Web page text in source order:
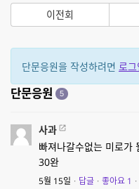
이전회
단문응원을 작성하려면 로그
단문응원 5
사과
빠져나갈수없는 미로가
30완
5월 15일 · 답글 · 좋아요 1 ·